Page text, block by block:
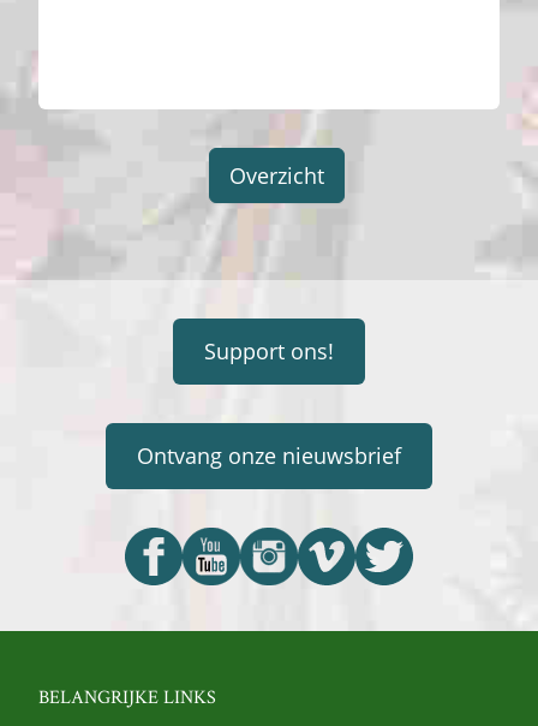
Overzicht
Support ons!
Ontvang onze nieuwsbrief
BELANGRIJKE LINKS